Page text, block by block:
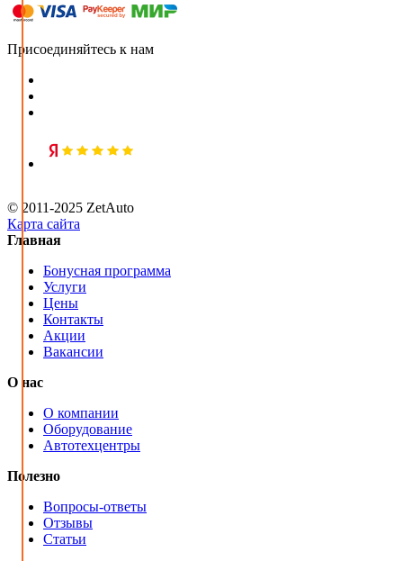
Присоединяйтесь к нам
© 2011-2025 ZetAuto
Карта сайта
Главная
Бонусная программа
Услуги
Цены
Контакты
Акции
Вакансии
О нас
О компании
Оборудование
Автотехцентры
Полезно
Вопросы-ответы
Отзывы
Статьи